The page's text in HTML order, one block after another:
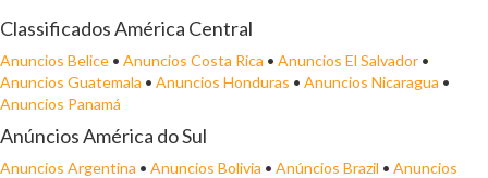
Classificados América Central
Anuncios Belice • Anuncios Costa Rica • Anuncios El Salvador •
Anuncios Guatemala • Anuncios Honduras • Anuncios Nicaragua •
Anuncios Panamá
Anúncios América do Sul
Anuncios Argentina • Anuncios Bolivia • Anúncios Brazil • Anuncios